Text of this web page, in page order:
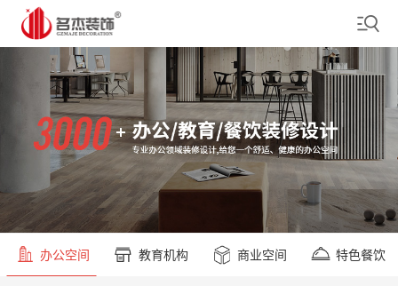
办公空间 教育机构 商业空间 特色餐饮